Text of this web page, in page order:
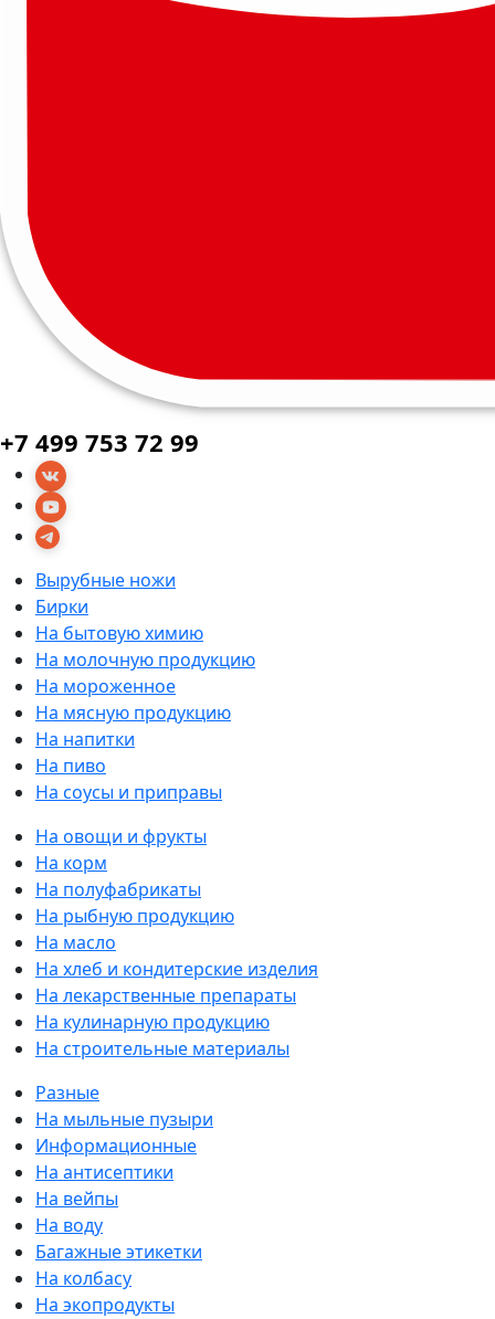
+7 499 753 72 99
Вырубные ножи
Бирки
На бытовую химию
На молочную продукцию
На мороженное
На мясную продукцию
На напитки
На пиво
На соусы и приправы
На овощи и фрукты
На корм
На полуфабрикаты
На рыбную продукцию
На масло
На хлеб и кондитерские изделия
На лекарственные препараты
На кулинарную продукцию
На строительные материалы
Разные
На мыльные пузыри
Информационные
На антисептики
На вейпы
На воду
Багажные этикетки
На колбасу
На экопродукты